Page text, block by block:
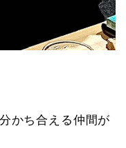
かち合える仲間が